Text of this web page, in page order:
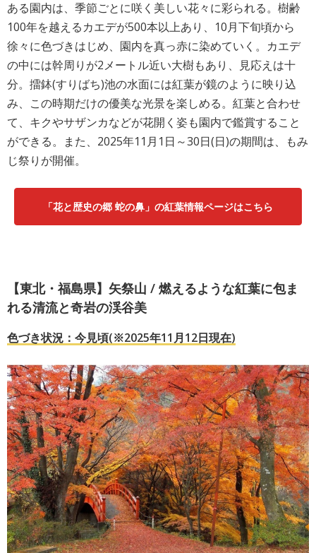
ある園内は、季節ごとに咲く美しい花々に彩られる。樹齢
100年を越えるカエデが500本以上あり、10月下旬頃から
徐々に色づきはじめ、園内を真っ赤に染めていく。カエデ
の中には幹周りが2メートル近い大樹もあり、見応えは十
分。擂鉢(すりばち)池の水面には紅葉が鏡のように映り込
み、この時期だけの優美な光景を楽しめる。紅葉と合わせ
て、キクやサザンカなどが花開く姿も園内で鑑賞すること
ができる。また、2025年11月1日～30日(日)の期間は、もみ
じ祭りが開催。
「花と歴史の郷 蛇の鼻」の紅葉情報ページはこちら
【東北・福島県】矢祭山 / 燃えるような紅葉に包ま
れる清流と奇岩の渓谷美
色づき状況：今見頃(※2025年11月12日現在)